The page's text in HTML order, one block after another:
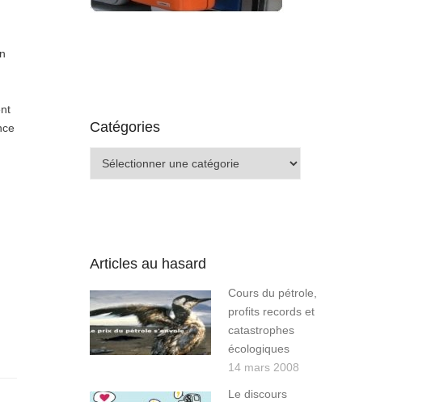
Catégories
Articles au hasard
Cours du pétrole,
profits records et
catastrophes
écologiques
14 mars 2008
Le discours